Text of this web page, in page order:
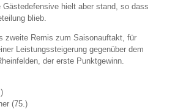
Gästedefensive hielt aber stand, so dass
blieb.
zweite Remis zum Saisonauftakt, für
Leistungssteigerung gegenüber dem
der erste Punktgewinn.
(75.)